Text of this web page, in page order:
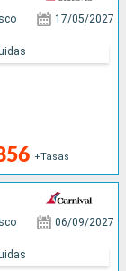
17/05/2027
+Tasas
06/09/2027